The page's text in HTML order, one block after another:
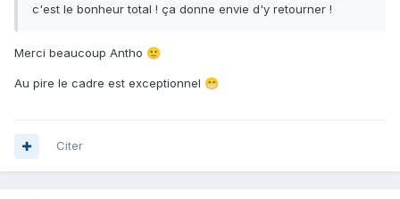
c'est le bonheur total ! ça donne envie d'y retourner !
Merci beaucoup Antho 🙂
Au pire le cadre est exceptionnel 😁
Citer